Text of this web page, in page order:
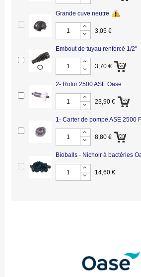
Grande cuve neutre
3,05 €
Embout de tuyau renforcé 1/2"
3,70 €
2- Rotor 2500 ASE Oase
23,90 €
1- Carter de pompe ASE 2500
8,80 €
Bioballs - Nichoir à bactéries
14,60 €